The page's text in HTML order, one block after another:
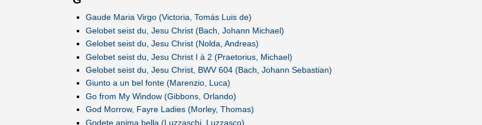
Gaude Maria Virgo (Victoria, Tomás Luis de)
Gelobet seist du, Jesu Christ (Bach, Johann Michael)
Gelobet seist du, Jesu Christ (Nolda, Andreas)
Gelobet seist du, Jesu Christ I à 2 (Praetorius, Michael)
Gelobet seist du, Jesu Christ, BWV 604 (Bach, Johann Sebastian)
Giunto a un bel fonte (Marenzio, Luca)
Go from My Window (Gibbons, Orlando)
God Morrow, Fayre Ladies (Morley, Thomas)
Godete anima bella (Luzzaschi, Luzzasco)